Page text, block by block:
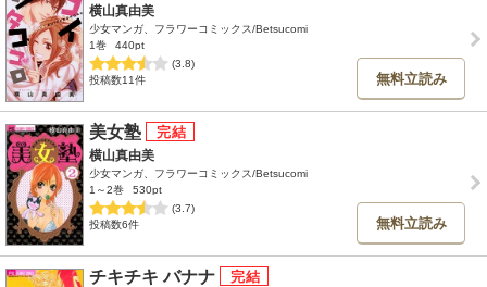
横山真由美
少女マンガ、フラワーコミックス/Betsucomi
1巻
440pt
(3.8)
投稿数11件
無料立読み
美女塾
横山真由美
少女マンガ、フラワーコミックス/Betsucomi
1～2巻
530pt
(3.7)
投稿数6件
無料立読み
チキチキ バナナ